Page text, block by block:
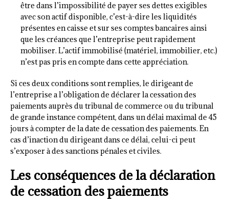
être dans l’impossibilité de payer ses dettes exigibles
avec son actif disponible, c’est-à-dire les liquidités
présentes en caisse et sur ses comptes bancaires ainsi
que les créances que l’entreprise peut rapidement
mobiliser. L’actif immobilisé (matériel, immobilier, etc.)
n’est pas pris en compte dans cette appréciation.
Si ces deux conditions sont remplies, le dirigeant de
l’entreprise a l’obligation de déclarer la cessation des
paiements auprès du tribunal de commerce ou du tribunal
de grande instance compétent, dans un délai maximal de 45
jours à compter de la date de cessation des paiements. En
cas d’inaction du dirigeant dans ce délai, celui-ci peut
s’exposer à des sanctions pénales et civiles.
Les conséquences de la déclaration
de cessation des paiements